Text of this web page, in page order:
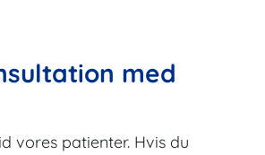
med
vores patienter. Hvis du